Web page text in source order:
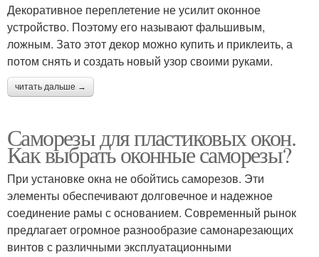
Декоративное переплетение не усилит оконное
устройство. Поэтому его называют фальшивым,
ложным. Зато этот декор можно купить и приклеить, а
потом снять и создать новый узор своими руками.
читать дальше →
Саморезы для пластиковых окон.
Как выбрать оконные саморезы?
При установке окна не обойтись саморезов. Эти
элементы обеспечивают долговечное и надежное
соединение рамы с основанием. Современный рынок
предлагает огромное разнообразие самонарезающих
винтов с различными эксплуатационными